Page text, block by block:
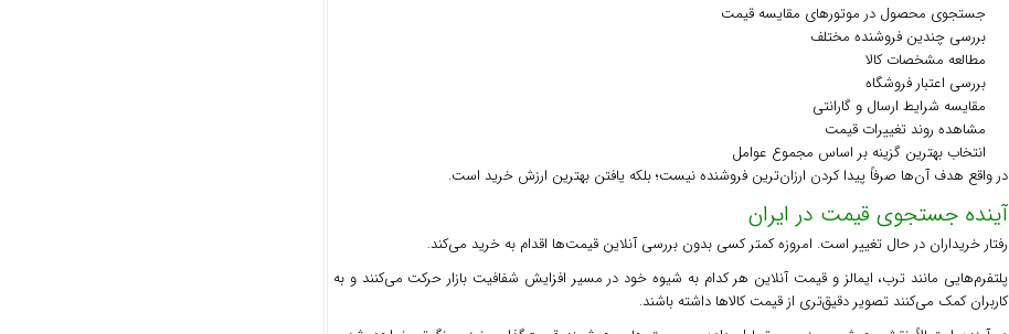
جستجوی محصول در موتورهای مقایسه قیمت
بررسی چندین فروشنده مختلف
مطالعه مشخصات کالا
بررسی اعتبار فروشگاه
مقایسه شرایط ارسال و گارانتی
مشاهده روند تغییرات قیمت
انتخاب بهترین گزینه بر اساس مجموع عوامل
در واقع هدف آن‌ها صرفاً پیدا کردن ارزان‌ترین فروشنده نیست؛ بلکه یافتن بهترین ارزش خرید است.
آینده جستجوی قیمت در ایران
رفتار خریداران در حال تغییر است. امروزه کمتر کسی بدون بررسی آنلاین قیمت‌ها اقدام به خرید می‌کند.
پلتفرم‌هایی مانند ترب، ایمالز و قیمت آنلاین هر کدام به شیوه خود در مسیر افزایش شفافیت بازار حرکت می‌کنند و به
کاربران کمک می‌کنند تصویر دقیق‌تری از قیمت کالاها داشته باشند.